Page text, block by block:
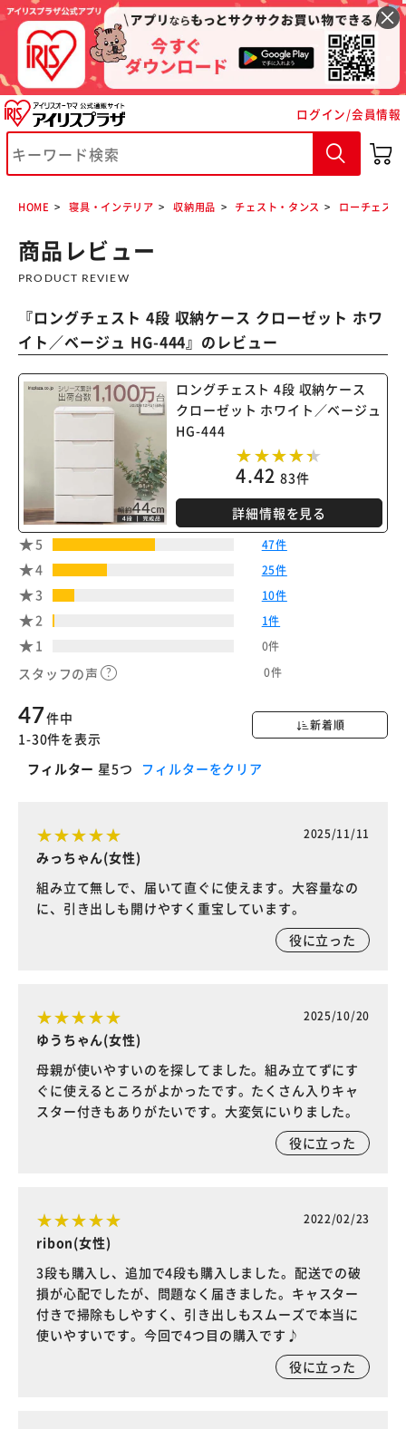
ログイン/会員情報
HOME 寝具・インテリア 収納用品 チェスト・タンス ローチェスト
商品レビュー
PRODUCT REVIEW
『ロングチェスト 4段 収納ケース クローゼット ホワ
イト／ベージュ HG-444』のレビュー
ロングチェスト 4段 収納ケース
クローゼット ホワイト／ベージュ
HG-444
4.42 83件
詳細情報を見る
5
47件
4 25件
3 10件
2 1件
1 0件
スタッフの声 0件
新着順
47件中
1-30件を表示
フィルター 星5つ フィルターをクリア
2025/11/11
みっちゃん(女性)
組み立て無しで、届いて直ぐに使えます。大容量なの
に、引き出しも開けやすく重宝しています。
役に立った
2025/10/20
ゆうちゃん(女性)
母親が使いやすいのを探してました。組み立てずにす
ぐに使えるところがよかったです。たくさん入りキャ
スター付きもありがたいです。大変気にいりました。
役に立った
2022/02/23
ribon(女性)
3段も購入し、追加で4段も購入しました。配送での破
損が心配でしたが、問題なく届きました。キャスター
付きで掃除もしやすく、引き出しもスムーズで本当に
使いやすいです。今回で4つ目の購入です♪
役に立った
※ご確認ください
カートに入れる 購入手続きへ